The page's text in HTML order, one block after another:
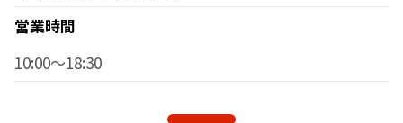
営業時間
10:00～18:30